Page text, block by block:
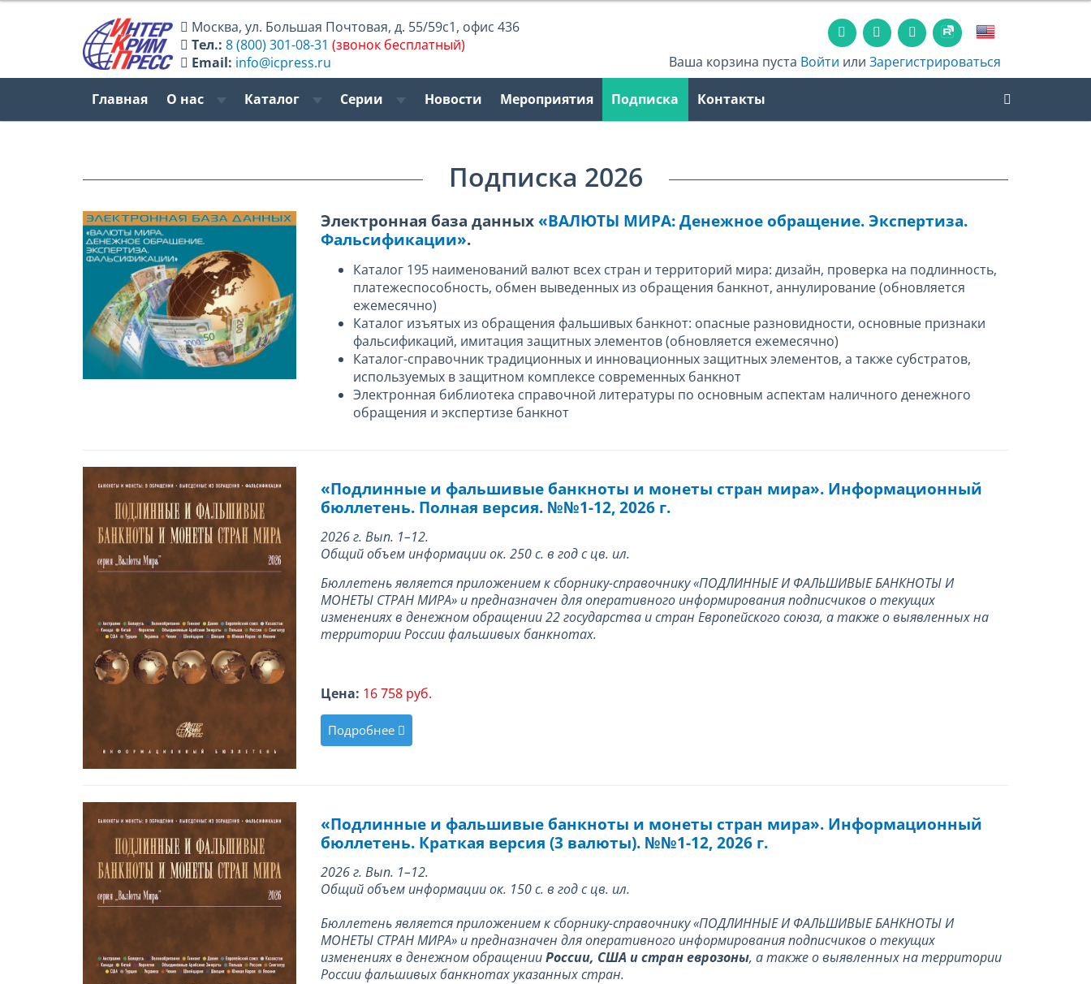
Москва,ул. Большая Почтовая, д. 55/59с1, офис 436
Тел.: 8 (800) 301-08-31 (звонок бесплатный)
Email: info@icpress.ru Ваша корзина пуста Войти илиЗарегистрироваться
Главная О нас Каталог Серии Новости Мероприятия Подписка Контакты
Подписка 2026
Электронная база данных«ВАЛЮТЫ МИРА: Денежное обращение. Экспертиза.
Фальсификации».
Каталог 195 наименований валют всех стран и территорий мира: дизайн, проверка на подлинность,
платежеспособность, обмен выведенных из обращения банкнот, аннулирование (обновляется
ежемесячно)
Каталог изъятых из обращения фальшивых банкнот: опасные разновидности, основные признаки
фальсификаций, имитация защитных элементов (обновляется ежемесячно)
Каталог-справочник традиционных и инновационных защитных элементов, а также субстратов,
используемых в защитном комплексе современных банкнот
Электронная библиотека справочной литературы по основным аспектам наличного денежного
обращения и экспертизе банкнот
«Подлинные и фальшивые банкноты и монеты стран мира». Информационный
бюллетень. Полная версия. №№1-12, 2026 г.
2026 г. Вып. 1–12.
Общий объем информации ок. 250 с. в год с цв. ил.
Бюллетень является приложением к сборнику-справочнику «ПОДЛИННЫЕ И ФАЛЬШИВЫЕ БАНКНОТЫ И
МОНЕТЫ СТРАН МИРА» и предназначен для оперативного информирования подписчиков о текущих
изменениях в денежном обращении 22 государства и стран Европейского союза, а также о выявленных на
территории России фальшивых банкнотах.
Цена: 16 758 руб.
Подробнее
«Подлинные и фальшивые банкноты и монеты стран мира». Информационный
бюллетень. Краткая версия (3 валюты). №№1-12, 2026 г.
2026 г. Вып. 1–12.
Общий объем информации ок. 150 с. в год с цв. ил.
Бюллетень является приложением к сборнику-справочнику «ПОДЛИННЫЕ И ФАЛЬШИВЫЕ БАНКНОТЫ И
МОНЕТЫ СТРАН МИРА» и предназначен для оперативного информирования подписчиков о текущих
изменениях в денежном обращенииРоссии, США и стран еврозоны, а также о выявленных на территории
России фальшивых банкнотах указанных стран.